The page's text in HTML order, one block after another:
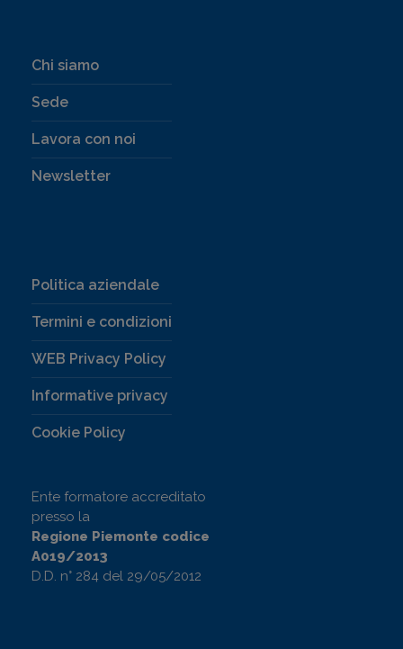
Chi siamo
Sede
Lavora con noi
Newsletter
Politica aziendale
Termini e condizioni
WEB Privacy Policy
Informative privacy
Cookie Policy
Ente formatore accreditato
presso la
Regione Piemonte codice
A019/2013
D.D. n° 284 del 29/05/2012